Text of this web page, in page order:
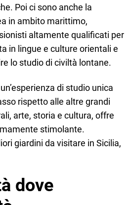
Poi ci sono anche la
in ambito marittimo,
altamente qualificati per
in lingue e culture orientali e
lo studio di civiltà lontane.
di studio unica
rispetto alle altre grandi
arte, storia e cultura, offre
stimolante.
giardini da visitare in Sicilia,
dove